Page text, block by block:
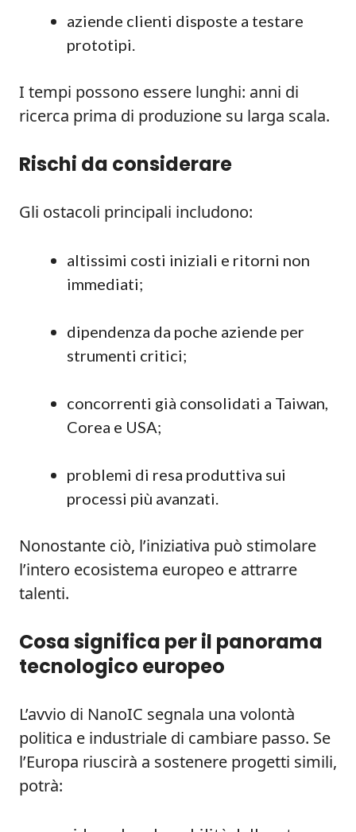
aziende clienti disposte a testare
prototipi.
I tempi possono essere lunghi: anni di
ricerca prima di produzione su larga scala.
Rischi da considerare
Gli ostacoli principali includono:
altissimi costi iniziali e ritorni non
immediati;
dipendenza da poche aziende per
strumenti critici;
concorrenti già consolidati a Taiwan,
Corea e USA;
problemi di resa produttiva sui
processi più avanzati.
Nonostante ciò, l’iniziativa può stimolare
l’intero ecosistema europeo e attrarre
talenti.
Cosa significa per il panorama
tecnologico europeo
L’avvio di NanoIC segnala una volontà
politica e industriale di cambiare passo. Se
l’Europa riuscirà a sostenere progetti simili,
potrà: